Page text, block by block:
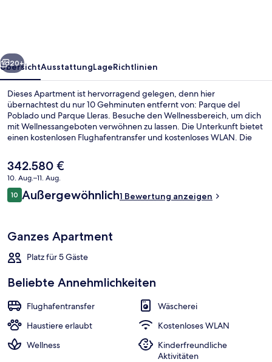
Lleras
Apartment | Speisen
Weiter
20+
ÜbersichtAusstattungLageRichtlinien
Dieses Apartment ist hervorragend gelegen, denn hier
übernachtest du nur 10 Gehminuten entfernt von: Parque del
Poblado und Parque Lleras. Besuche den Wellnessbereich, um dich
mit Wellnessangeboten verwöhnen zu lassen. Die Unterkunft bietet
einen kostenlosen Flughafentransfer und kostenloses WLAN. Die
Verkehrsmitteln entfernt: Zur U-Bahn (Station Poblado) sind es 14
Minuten.
Der
aktuelle
Preis
beträgt
342.580 €
10. Aug.–11. Aug.
Bewertungen
1010 von 10.
Außergewöhnlich1 Bewertung anzeigen
Ganzes Apartment
Platz für 5 Gäste
Beliebte Annehmlichkeiten
Flughafentransfer
Wäscherei
Haustiere erlaubt
Kostenloses WLAN
Wellness
Kinderfreundliche
Aktivitäten